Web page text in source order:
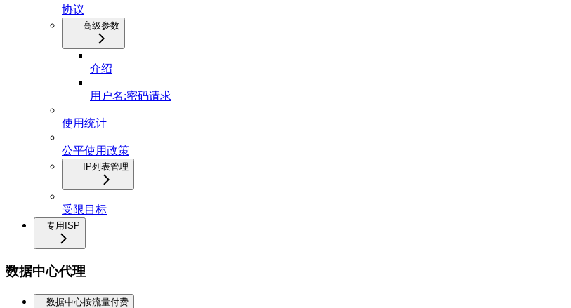
协议
高级参数
介绍
用户名:密码请求
使用统计
公平使用政策
IP列表管理
受限目标
专用ISP
数据中心代理
数据中心按流量付费